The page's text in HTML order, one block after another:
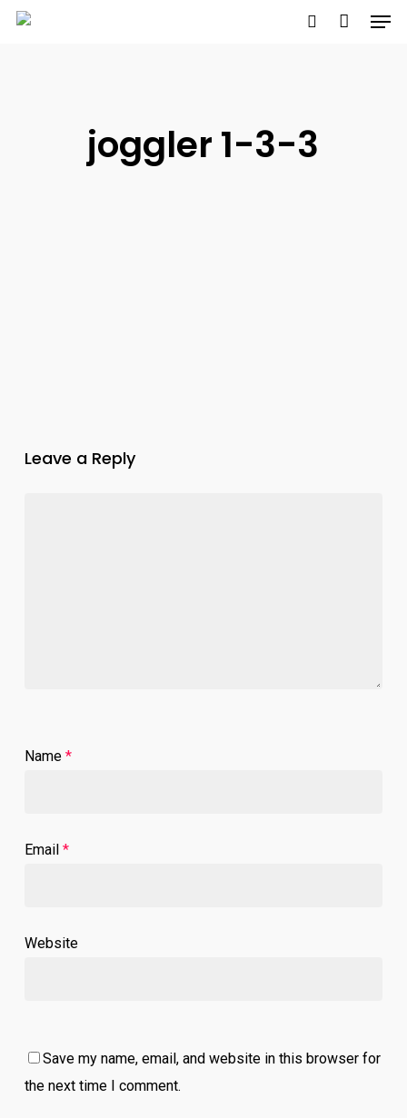
Skip
joggler 1-3-3
Leave a Reply
Name *
Email *
Website
Save my name, email, and website in this browser for
the next time I comment.